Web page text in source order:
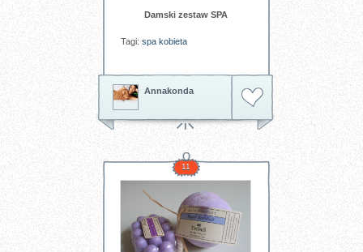
Damski zestaw SPA
Tagi: spa kobieta
Annakonda
11